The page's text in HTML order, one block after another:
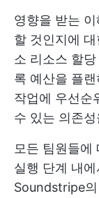
영향을 받는
할 것인지에
소 리소스 할당
록 예산을 플
작업에 우선순
수 있는 의존
모든 팀원들에
실행 단계 내
Soundstripe